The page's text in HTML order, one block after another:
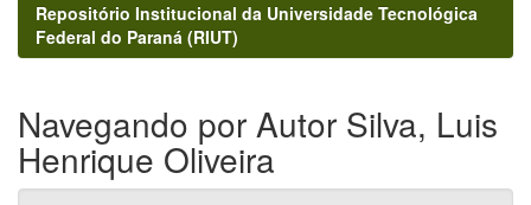
Repositório Institucional da Universidade Tecnológica
Federal do Paraná (RIUT)
Navegando por Autor Silva, Luis
Henrique Oliveira